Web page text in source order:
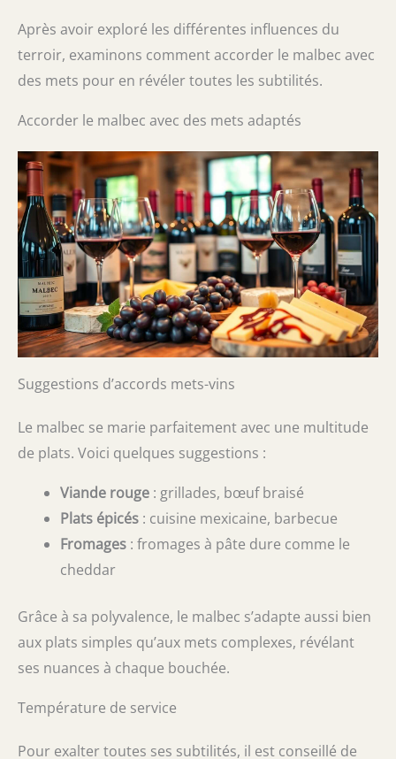
Après avoir exploré les différentes influences du
terroir, examinons comment accorder le malbec avec
des mets pour en révéler toutes les subtilités.
Accorder le malbec avec des mets adaptés
Suggestions d’accords mets-vins
Le malbec se marie parfaitement avec une multitude
de plats. Voici quelques suggestions :
Viande rouge : grillades, bœuf braisé
Plats épicés : cuisine mexicaine, barbecue
Fromages : fromages à pâte dure comme le
cheddar
Grâce à sa polyvalence, le malbec s’adapte aussi bien
aux plats simples qu’aux mets complexes, révélant
ses nuances à chaque bouchée.
Température de service
Pour exalter toutes ses subtilités, il est conseillé de